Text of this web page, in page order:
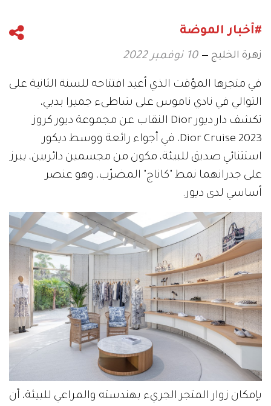
#أخبار الموضة
زهرة الخليج 10 نوفمبر 2022
في متجرها المؤقت الذي أعيد افتتاحه للسنة الثانية على
التوالي في نادي ناموس على شاطىء جميرا بدبي،
تكشف دار ديور Dior النقاب عن مجموعة ديور كروز
Dior Cruise 2023، في أجواء رائعة ووسط ديكور
استثنائي صديق للبيئة، مكون من مجسمين دائريين، يبرز
على جدرانهما نمط "كاناج" المضرّب، وهو عنصر
أساسي لدى ديور.
بإمكان زوار المتجر الجريء بهندسته والمراعي للبيئة، أن